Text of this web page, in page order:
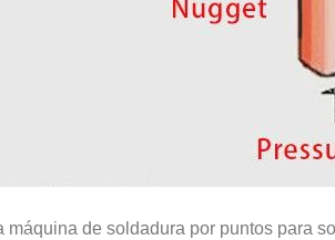
máquina de soldadura por puntos para